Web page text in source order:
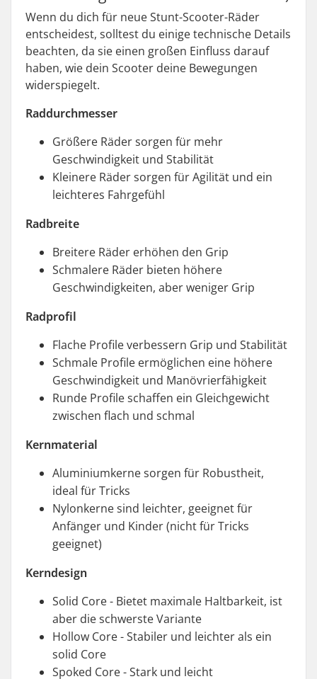
Wenn du dich für neue Stunt-Scooter-Räder
entscheidest, solltest du einige technische Details
beachten, da sie einen großen Einfluss darauf
haben, wie dein Scooter deine Bewegungen
widerspiegelt.
Raddurchmesser
Größere Räder sorgen für mehr
Geschwindigkeit und Stabilität
Kleinere Räder sorgen für Agilität und ein
leichteres Fahrgefühl
Radbreite
Breitere Räder erhöhen den Grip
Schmalere Räder bieten höhere
Geschwindigkeiten, aber weniger Grip
Radprofil
Flache Profile verbessern Grip und Stabilität
Schmale Profile ermöglichen eine höhere
Geschwindigkeit und Manövrierfähigkeit
Runde Profile schaffen ein Gleichgewicht
zwischen flach und schmal
Kernmaterial
Aluminiumkerne sorgen für Robustheit,
ideal für Tricks
Nylonkerne sind leichter, geeignet für
Anfänger und Kinder (nicht für Tricks
geeignet)
Kerndesign
Solid Core - Bietet maximale Haltbarkeit, ist
aber die schwerste Variante
Hollow Core - Stabiler und leichter als ein
solid Core
Spoked Core - Stark und leicht